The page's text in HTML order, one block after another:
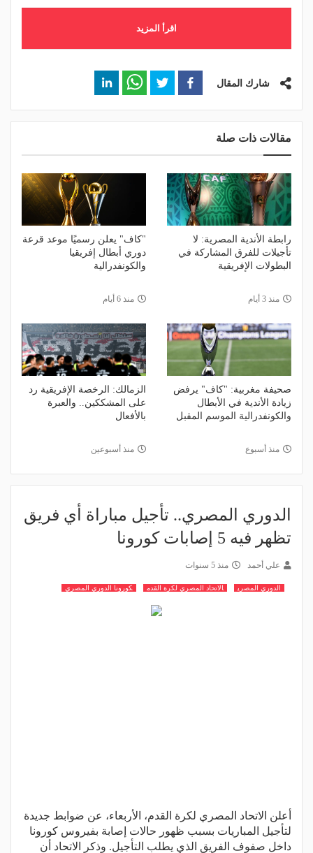
اقرأ المزيد
شارك المقال
مقالات ذات صلة
رابطة الأندية المصرية: لا
تأجيلات للفرق المشاركة في
البطولات الإفريقية
منذ 3 أيام
"كاف" يعلن رسميًا موعد قرعة
دوري أبطال إفريقيا
والكونفدرالية
منذ 6 أيام
صحيفة مغربية: "كاف" يرفض
زيادة الأندية في الأبطال
والكونفدرالية الموسم المقبل
منذ أسبوع
الزمالك: الرخصة الإفريقية رد
على المشككين.. والعبرة
بالأفعال
منذ أسبوعين
الدوري المصري.. تأجيل مباراة أي فريق
تظهر فيه 5 إصابات كورونا
علي أحمد منذ 5 سنوات
الدوري المصري الاتحاد المصري لكرة القدم كورونا الدوري المصري
أعلن الاتحاد المصري لكرة القدم، الأربعاء، عن ضوابط جديدة
لتأجيل المباريات بسبب ظهور حالات إصابة بفيروس كورونا
داخل صفوف الفريق الذي يطلب التأجيل. وذكر الاتحاد أن